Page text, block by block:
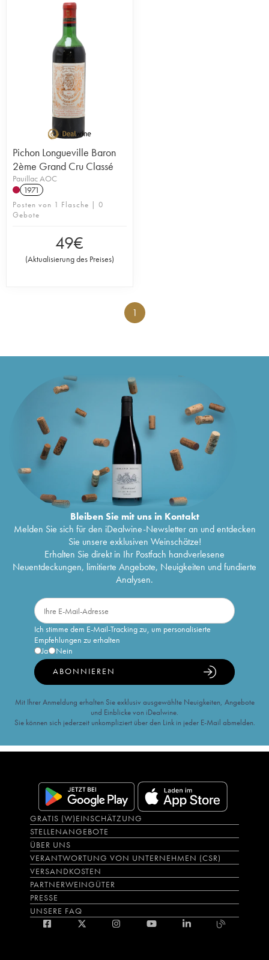
Pichon Longueville Baron
2ème Grand Cru Classé
Pauillac AOC
1971
Posten von 1 Flasche | 0
Gebote
49€
(Aktualisierung des Preises)
1
Bleiben Sie mit uns in Kontakt
Melden Sie sich für den iDealwine-Newsletter an und entdecken
Sie unsere exklusiven Weinschätze!
Erhalten Sie direkt in Ihr Postfach handverlesene
Neuentdeckungen, limitierte Angebote, Neuigkeiten und fundierte
Analysen.
Ich stimme dem E-Mail-Tracking zu, um personalisierte
Empfehlungen zu erhalten
Ja
Nein
ABONNIEREN
Mit Ihrer Anmeldung erhalten Sie exklusiv ausgewählte Neuigkeiten, Angebote
und Einblicke von iDealwine.
Sie können sich jederzeit unkompliziert über den Link in jeder E-Mail abmelden.
GRATIS (W)EINSCHÄTZUNG
STELLENANGEBOTE
ÜBER UNS
VERANTWORTUNG VON UNTERNEHMEN (CSR)
VERSANDKOSTEN
PARTNERWEINGÜTER
PRESSE
UNSERE FAQ